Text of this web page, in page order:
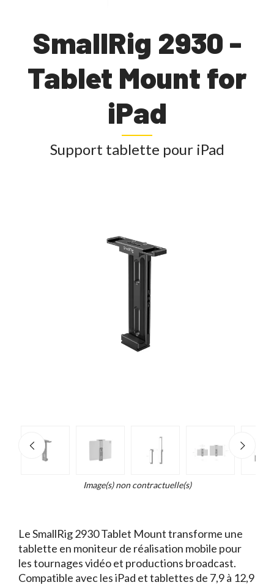
SmallRig 2930 -
Tablet Mount for
iPad
Support tablette pour iPad
Image(s) non contractuelle(s)
Le SmallRig 2930 Tablet Mount transforme une
tablette en moniteur de réalisation mobile pour
les tournages vidéo et productions broadcast.
Compatible avec les iPad et tablettes de 7,9 à 12,9